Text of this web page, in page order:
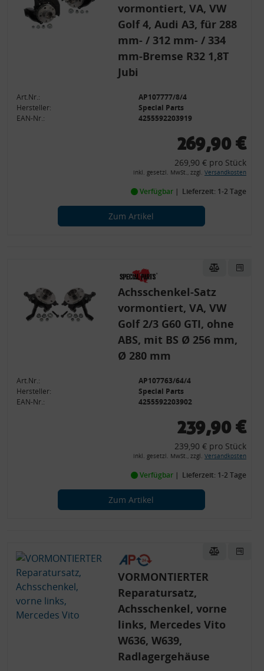
vormontiert, VA, VW
Golf 4, Audi A3, für 288
mm- / 312 mm- / 334
mm-Bremse R32 1,8T
Jubi
Art.Nr.:
AP107777/8/4
Hersteller:
Special Parts
EAN-Nr.:
4255592203919
269,90 €
269,90 € pro Stück
inkl. gesetzl. MwSt., zzgl. Versandkosten
Verfügbar Lieferzeit: 1-2 Tage
Zum Artikel
Achsschenkel-Satz
vormontiert, VA, VW
Golf 2/3 G60 GTI, ohne
ABS, mit BS Ø 256 mm,
Ø 280 mm
Art.Nr.:
AP107763/64/4
Hersteller:
Special Parts
EAN-Nr.:
4255592203902
239,90 €
239,90 € pro Stück
inkl. gesetzl. MwSt., zzgl. Versandkosten
Verfügbar Lieferzeit: 1-2 Tage
Zum Artikel
VORMONTIERTER
Reparatursatz,
Achsschenkel, vorne
links, Mercedes Vito
W636, W639,
Radlagergehäuse